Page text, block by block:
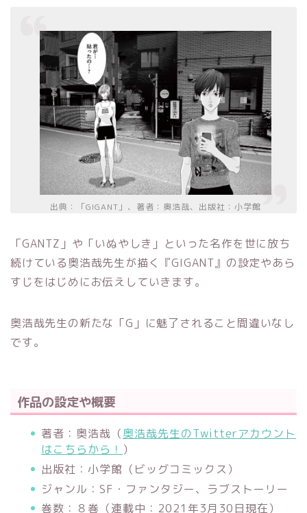
出典：「GIGANT」、著者：奥浩哉、出版社：小学館
「GANTZ」や「いぬやしき」といった名作を世に放ち
続けている奥浩哉先生が描く『GIGANT』の設定やあら
すじをはじめにお伝えしていきます。
奥浩哉先生の新たな「G」に魅了されること間違いなし
です。
作品の設定や概要
著者：奥浩哉（奥浩哉先生のTwitterアカウント
はこちらから！ ）
出版社：小学館（ビッグコミックス）
ジャンル：SF・ファンタジー、ラブストーリー
巻数：８巻（連載中：2021年3月30日現在）